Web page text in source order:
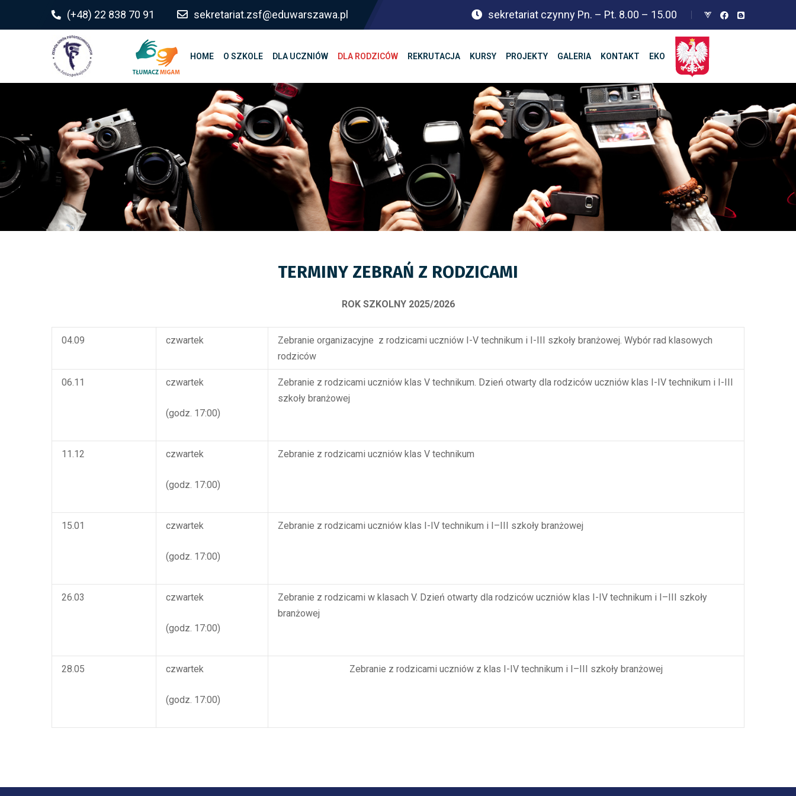
(+48) 22 838 70 91 sekretariat.zsf@eduwarszawa.pl sekretariat czynny Pn. – Pt. 8.00 – 15.00
HOME O SZKOLE DLA UCZNIÓW DLA RODZICÓW REKRUTACJA KURSY PROJEKTY GALERIA KONTAKT EKO
TERMINY ZEBRAŃ Z RODZICAMI
ROK SZKOLNY 2025/2026
04.09 czwartek
Zebranie organizacyjne z rodzicami uczniów I-V technikum i I-III szkoły branżowej. Wybór rad klasowych
rodziców
06.11 czwartek
(godz. 17:00)
Zebranie z rodzicami uczniów klas V technikum. Dzień otwarty dla rodziców uczniów klas I-IV technikum i I-III
szkoły branżowej
11.12 czwartek
(godz. 17:00)
Zebranie z rodzicami uczniów klas V technikum
15.01 czwartek
(godz. 17:00)
Zebranie z rodzicami uczniów klas I-IV technikum i I–III szkoły branżowej
26.03 czwartek
(godz. 17:00)
Zebranie z rodzicami w klasach V. Dzień otwarty dla rodziców uczniów klas I-IV technikum i I–III szkoły
branżowej
28.05 czwartek
(godz. 17:00)
Zebranie z rodzicami uczniów z klas I-IV technikum i I–III szkoły branżowej